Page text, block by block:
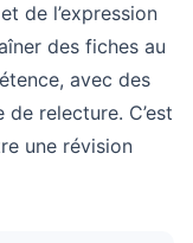
de l’expression
des fiches au
avec des
relecture. C’est
une révision